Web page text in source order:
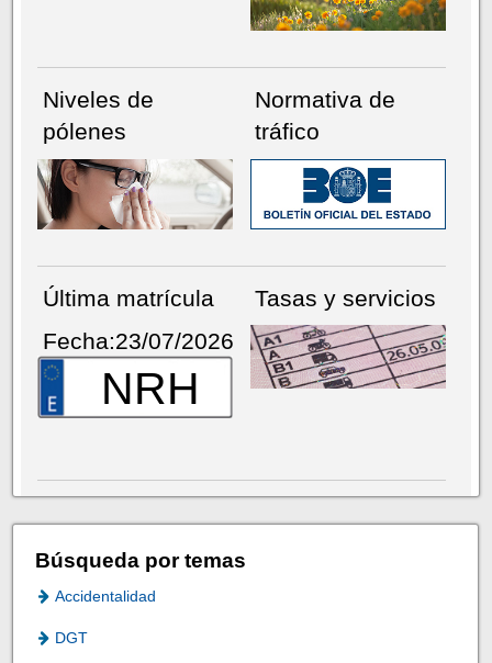
Niveles de
pólenes
Normativa de
tráfico
Última matrícula
Fecha:23/07/2026
NRH
Tasas y servicios
Búsqueda por temas
Accidentalidad
DGT